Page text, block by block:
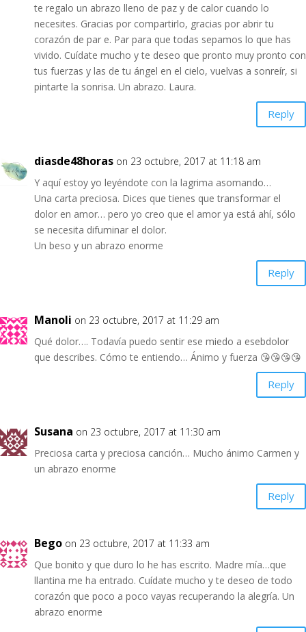
te regalo un abrazo lleno de paz y de calor cuando lo
necesites. Gracias por compartirlo, gracias por abrir tu
corazón de par e. Par para que todas sepamos lo que has
vivido. Cuídate mucho y te deseo que pronto muy pronto con
tus fuerzas y las de tu ángel en el cielo, vuelvas a sonreír, si
pintarte la sonrisa. Un abrazo. Laura.
Reply
diasde48horas on 23 octubre, 2017 at 11:18 am
Y aquí estoy yo leyéndote con la lagrima asomando…
Una carta preciosa. Dices que tienes que transformar el
dolor en amor… pero yo creo que el amor ya está ahí, sólo
se necesita difuminar el dolor.
Un beso y un abrazo enorme
Reply
Manoli on 23 octubre, 2017 at 11:29 am
Qué dolor…. Todavía puedo sentir ese miedo a esebdolor
que describes. Cómo te entiendo… Ánimo y fuerza 😘😘😘😘
Reply
Susana on 23 octubre, 2017 at 11:30 am
Preciosa carta y preciosa canción… Mucho ánimo Carmen y
un abrazo enorme
Reply
Bego on 23 octubre, 2017 at 11:33 am
Que bonito y que duro lo he has escrito. Madre mía…que
llantina me ha entrado. Cuídate mucho y te deseo de todo
corazón que poco a poco vayas recuperando la alegría. Un
abrazo enorme